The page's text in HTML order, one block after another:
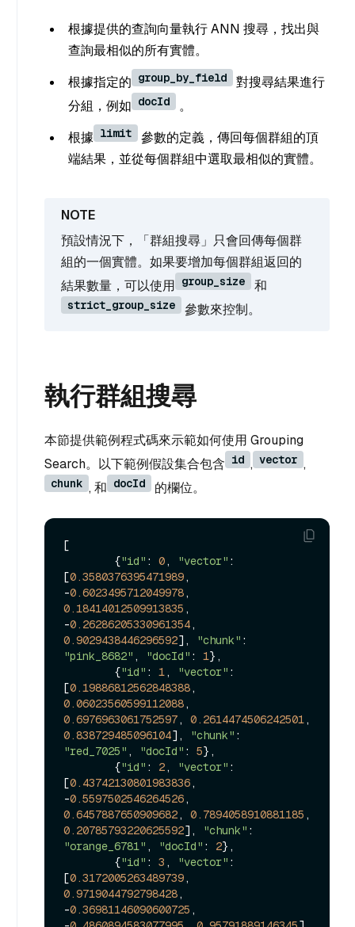
根據提供的查詢向量執行 ANN 搜尋，找出與
查詢最相似的所有實體。
根據指定的 group_by_field
對搜尋結果進行
分組，例如 docId
。
根據 limit
參數的定義，傳回每個群組的頂
端結果，並從每個群組中選取最相似的實體。
預設情況下，「群組搜尋」只會回傳每個群
組的一個實體。如果要增加每個群組返回的
結果數量，可以使用 group_size 和
strict_group_size 參數來控制。
執行群組搜尋
本節提供範例程式碼來示範如何使用 Grouping
Search。以下範例假設集合包含 id , vector ,
chunk , 和 docId 的欄位。
[
        {
"id" : 0, "vector" :
[0.3580376395471989,
-0.6023495712049978
0.18414012509913835 ,
-0.26286205330961354
0.9029438446296592], "chunk"
"pink_8682" , "docId" : 1},
        {
"id" : 1, "vector" :
[0.19886812562848388
0.06023560599112088
0.6976963061752597, 0.2614474506242501
0.838729485096104], "chunk"
"red_7025" , "docId" : 5},
        {
"id" : 2, "vector" :
[0.43742130801983836,
-0.5597502546264526
0.6457887650909682, 0.7894058910881185
0.20785793220625592], "chunk"
"orange_6781" , "docId" : 2},
        {
"id" : 3 , "vector" :
[0.3172005263489739
0.9719044792798428,
-0.36981146090600725 ,